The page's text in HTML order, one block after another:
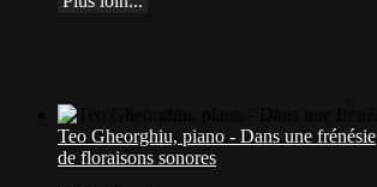
Teo Gheorghiu, piano - Dans une frénésie
de floraisons sonores